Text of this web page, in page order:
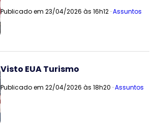
Publicado em 23/04/2026 às 16h12 ·Assuntos
Visto EUA Turismo
Publicado em 22/04/2026 às 18h20 ·Assuntos